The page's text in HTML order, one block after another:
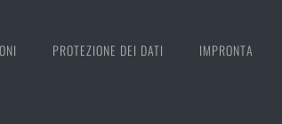
PROTEZIONE DEI DATI IMPRONTA